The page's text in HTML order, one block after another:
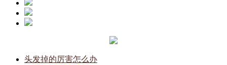
头发掉的厉害怎么办